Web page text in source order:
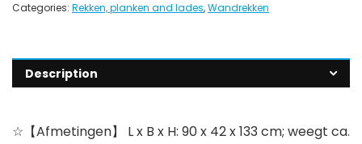
Categories: Rekken, planken and lades,Wandrekken
Description
☆【Afmetingen】 L x B x H: 90 x 42 x 133 cm; weegt ca.